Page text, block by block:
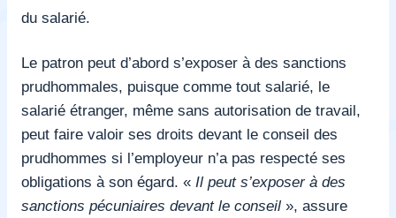
du salarié.
Le patron peut d’abord s’exposer à des sanctions
prudhommales, puisque comme tout salarié, le
salarié étranger, même sans autorisation de travail,
peut faire valoir ses droits devant le conseil des
prudhommes si l’employeur n’a pas respecté ses
obligations à son égard. « Il peut s’exposer à des
sanctions pécuniaires devant le conseil », assure